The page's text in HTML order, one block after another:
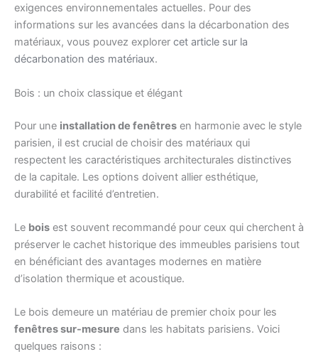
exigences environnementales actuelles. Pour des
informations sur les avancées dans la décarbonation des
matériaux, vous pouvez explorer cet article sur la
décarbonation des matériaux.
Bois : un choix classique et élégant
Pour une installation de fenêtres en harmonie avec le style
parisien, il est crucial de choisir des matériaux qui
respectent les caractéristiques architecturales distinctives
de la capitale. Les options doivent allier esthétique,
durabilité et facilité d’entretien.
Le bois est souvent recommandé pour ceux qui cherchent à
préserver le cachet historique des immeubles parisiens tout
en bénéficiant des avantages modernes en matière
d’isolation thermique et acoustique.
Le bois demeure un matériau de premier choix pour les
fenêtres sur-mesure dans les habitats parisiens. Voici
quelques raisons :